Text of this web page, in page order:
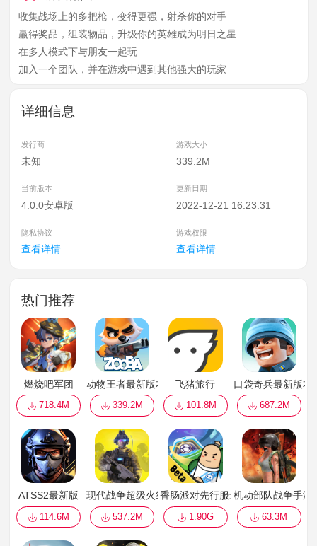
收集战场上的多把枪，变得更强，射杀你的对手
赢得奖品，组装物品，升级你的英雄成为明日之星
在多人模式下与朋友一起玩
加入一个团队，并在游戏中遇到其他强大的玩家
详细信息
发行商 游戏大小
未知 339.2M
当前版本 更新日期
4.0.0安卓版 2022-12-21 16:23:31
隐私协议 游戏权限
查看详情 查看详情
热门推荐
燃烧吧军团
718.4M
动物王者最新版本游戏2022(Zooba)
339.2M
飞猪旅行
101.8M
口袋奇兵最新版本
687.2M
ATSS2最新版
114.6M
现代战争超级火线
537.2M
香肠派对先行服最新版2022
1.90G
机动部队战争手游
63.3M